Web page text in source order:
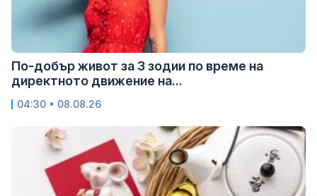
По-добър живот за 3 зодии по време на
директното движение на...
04:30 • 08.08.26